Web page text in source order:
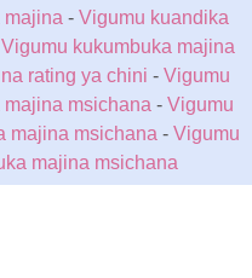
majina - Vigumu kuandika
Vigumu kukumbuka majina
rating ya chini - Vigumu
majina msichana - Vigumu
majina msichana - Vigumu
majina msichana